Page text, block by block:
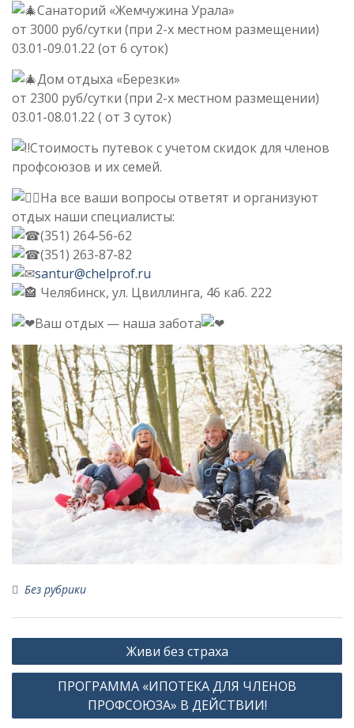
Санаторий «Жемчужина Урала»
от 3000 руб/сутки (при 2-х местном размещении)
03.01-09.01.22 (от 6 суток)
Дом отдыха «Березки»
от 2300 руб/сутки (при 2-х местном размещении)
03.01-08.01.22 ( от 3 суток)
Стоимость путевок с учетом скидок для членов
профсоюзов и их семей.
На все ваши вопросы ответят и организуют
отдых наши специалисты:
(351) 264-56-62
(351) 263-87-82
santur@chelprоf.ru
Челябинск, ул. Цвиллинга, 46 каб. 222
Ваш отдых — наша забота
Без рубрики
Навигация
по
записям
Живи без страха
ПРОГРАММА «ИПОТЕКА ДЛЯ ЧЛЕНОВ
ПРОФСОЮЗА» В ДЕЙСТВИИ!